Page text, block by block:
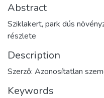
Abstract
Sziklakert, park dús
részlete
Description
Szerző: Azonosítatlan
Keywords